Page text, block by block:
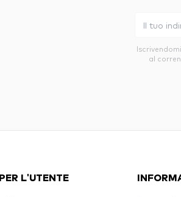
al
L'UTENTE